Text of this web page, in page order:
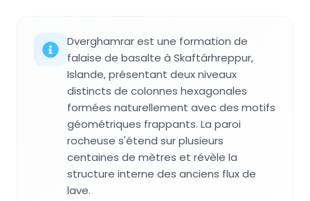
Dverghamrar est une formation de
falaise de basalte à Skaftárhreppur,
Islande, présentant deux niveaux
distincts de colonnes hexagonales
formées naturellement avec des motifs
géométriques frappants. La paroi
rocheuse s'étend sur plusieurs
centaines de mètres et révèle la
structure interne des anciens flux de
lave.